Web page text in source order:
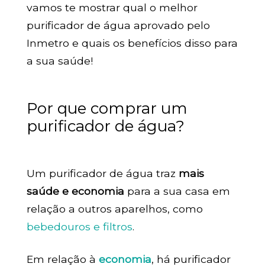
vamos te mostrar qual o melhor
purificador de água aprovado pelo
Inmetro e quais os benefícios disso para
a sua saúde!
Por que comprar um
purificador de água?
Um purificador de água traz mais
saúde e economia para a sua casa em
relação a outros aparelhos, como
bebedouros e filtros.
Em relação à economia, há purificador